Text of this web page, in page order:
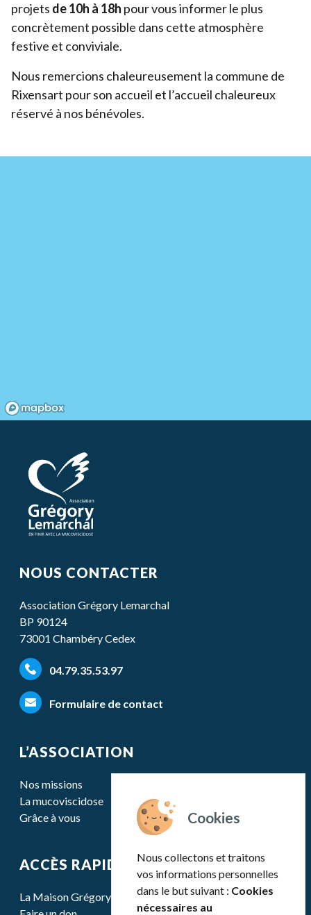
Nous collectons et traitons
vos informations personnelles
dans le but suivant : Cookies
nécessaires au
projets de10h à 18h pour vous informer le plus
concrètement possible dans cette atmosphère
festive et conviviale.
Nous remercions chaleureusement la commune de
Rixensart pour son accueil et l’accueil chaleureux
réservé à nos bénévoles.
NOUS CONTACTER
Association Grégory Lemarchal
BP 90124
73001 Chambéry Cedex
04.79.35.53.97
Formulaire de contact
L’ASSOCIATION
Nos missions
La mucoviscidose
Grâce à vous
ACCÈS RAPIDE
La Maison Grégory Lemarchal